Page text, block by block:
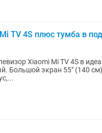
TV 4S плюс тумба в
Xiaomi Mi TV 4S в
Большой экран 55" (140